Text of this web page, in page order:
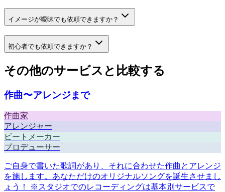
イメージが曖昧でも依頼できますか？
初心者でも依頼できますか？
その他のサービスと比較する
作曲〜アレンジまで
作曲家
アレンジャー
ビートメーカー
プロデューサー
ご自身で書いた歌詞があり、それに合わせた作曲とアレンジ
を施します。あなただけのオリジナルソングを誕生させまし
ょう！ ※スタジオでのレコーディングは基本別サービスで